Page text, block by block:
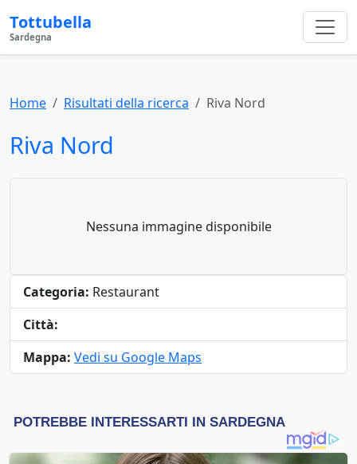
Tottubella
Sardegna
Home Risultati della ricerca Riva Nord
Riva Nord
Nessuna immagine disponibile
Categoria: Restaurant
Città:
Mappa: Vedi su Google Maps